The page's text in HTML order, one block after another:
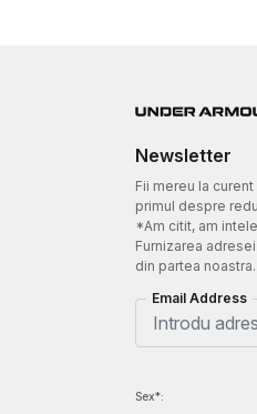
Newsletter
Fii mereu la
primul despre
*Am citit, am
Furnizarea
din partea noastra.
Email Address
Sex*: